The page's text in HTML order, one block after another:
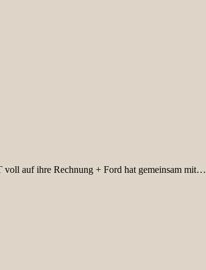
auf ihre Rechnung + Ford hat gemeinsam mit…